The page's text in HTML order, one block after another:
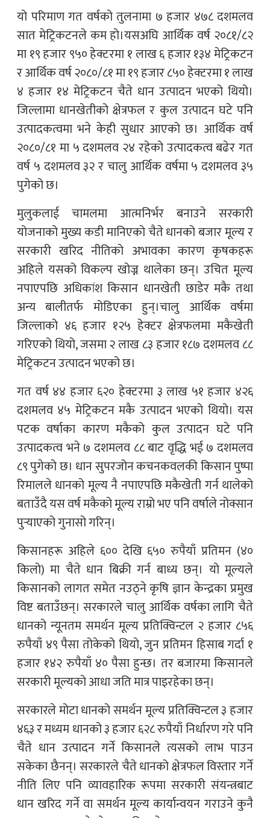
यो परिमाण गत वर्षको तुलनामा ७ हजार ४७८ दशमलव
सात मेट्रिकटनले कम हो।यसअघि आर्थिक वर्ष २०८१/८२
मा १९ हजार ९५० हेक्टरमा १ लाख ६ हजार १३४ मेट्रिकटन
र आर्थिक वर्ष २०८०/८१ मा १९ हजार ८५० हेक्टरमा १ लाख
४ हजार १४ मेट्रिकटन चैते धान उत्पादन भएको थियो।
जिल्लामा धानखेतीको क्षेत्रफल र कुल उत्पादन घटे पनि
उत्पादकत्वमा भने केही सुधार आएको छ। आर्थिक वर्ष
२०८०/८१ मा ५ दशमलव २४ रहेको उत्पादकत्व बढेर गत
वर्ष ५ दशमलव ३२ र चालु आर्थिक वर्षमा ५ दशमलव ३५
पुगेको छ।
मुलुकलाई चामलमा आत्मनिर्भर बनाउने सरकारी
योजनाको मुख्य कडी मानिएको चैते धानको बजार मूल्य र
सरकारी खरिद नीतिको अभावका कारण कृषकहरू
अहिले यसको विकल्प खोज्न थालेका छन्। उचित मूल्य
नपाएपछि अधिकांश किसान धानखेती छाडेर मकै तथा
अन्य बालीतर्फ मोडिएका हुन्।चालु आर्थिक वर्षमा
जिल्लाको ४६ हजार १२५ हेक्टर क्षेत्रफलमा मकैखेती
गरिएको थियो, जसमा २ लाख ८३ हजार १८७ दशमलव ८८
मेट्रिकटन उत्पादन भएको छ।
गत वर्ष ४४ हजार ६२० हेक्टरमा ३ लाख ५१ हजार ४२६
दशमलव ४५ मेट्रिकटन मकै उत्पादन भएको थियो। यस
पटक वर्षाका कारण मकैको कुल उत्पादन घटे पनि
उत्पादकत्व भने ७ दशमलव ८८ बाट वृद्धि भई ७ दशमलव
८९ पुगेको छ। धान सुपरजोन कचनकवलकी किसान पुष्पा
रिमालले धानको मूल्य नै नपाएपछि मकैखेती गर्न थालेको
बताउँदै यस वर्ष मकैको मूल्य राम्रो भए पनि वर्षाले नोक्सान
पुर्‍याएको गुनासो गरिन्।
किसानहरू अहिले ६०० देखि ६५० रुपैयाँ प्रतिमन (४०
किलो) मा चैते धान बिक्री गर्न बाध्य छन्। यो मूल्यले
किसानको लागत समेत नउठ्ने कृषि ज्ञान केन्द्रका प्रमुख
विष्ट बताउँछन्। सरकारले चालु आर्थिक वर्षका लागि चैते
धानको न्यूनतम समर्थन मूल्य प्रतिक्विन्टल २ हजार ८५६
रुपैयाँ ४९ पैसा तोकेको थियो, जुन प्रतिमन हिसाब गर्दा १
हजार १४२ रुपैयाँ ४० पैसा हुन्छ। तर बजारमा किसानले
सरकारी मूल्यको आधा जति मात्र पाइरहेका छन्।
सरकारले मोटा धानको समर्थन मूल्य प्रतिक्विन्टल ३ हजार
४६३ र मध्यम धानको ३ हजार ६२८ रुपैयाँ निर्धारण गरे पनि
चैते धान उत्पादन गर्ने किसानले त्यसको लाभ पाउन
सकेका छैनन्। सरकारले चैते धानको क्षेत्रफल विस्तार गर्ने
नीति लिए पनि व्यावहारिक रूपमा सरकारी संयन्त्रबाट
धान खरिद गर्ने वा समर्थन मूल्य कार्यान्वयन गराउने कुनै